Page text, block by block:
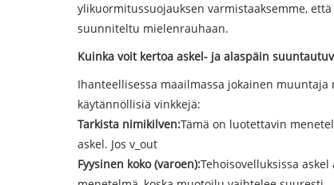
ylikuormitussuojauksen varmistaaksemme,
suunniteltu mielenrauhaan.
Kuinka voit kertoa askel- ja alaspäin
Ihanteellisessa maailmassa jokainen
käytännöllisiä vinkkejä:
Tarkista nimikilven:Tämä on luotettavin
askel. Jos v_out
Fyysinen koko (varoen):Tehoisovelluksissa